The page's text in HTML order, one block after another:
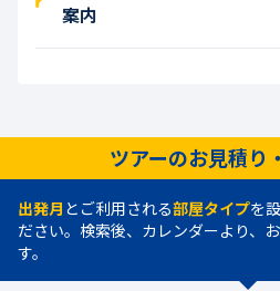
案内
ツアーのお見積り
出発月 とご利用される部屋タイプを
ださい。検索後、カレンダーより、
す。